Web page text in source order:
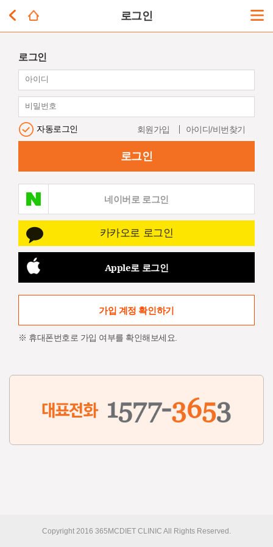
로그인
로그인
자동로그인 회원가입 아이디/비번찾기
로그인
네이버로 로그인
카카오로 로그인
Apple로 로그인
가입 계정 확인하기
※ 휴대폰번호로 가입 여부를 확인해보세요.
Copyright 2016 365MCDIET CLINIC All Rights Reserved.